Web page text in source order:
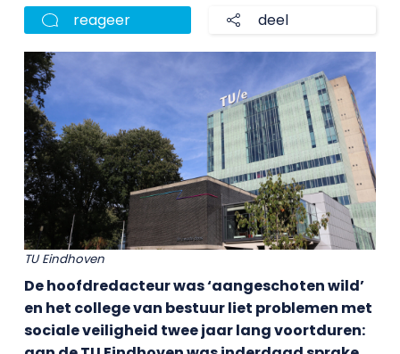
reageer deel
TU Eindhoven
De hoofdredacteur was ‘aangeschoten wild’
en het college van bestuur liet problemen met
sociale veiligheid twee jaar lang voortduren: